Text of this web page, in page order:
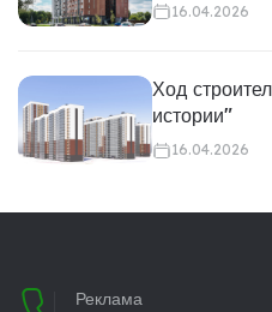
16.04.2026
Ход
истории"
16.04.2026
Реклама